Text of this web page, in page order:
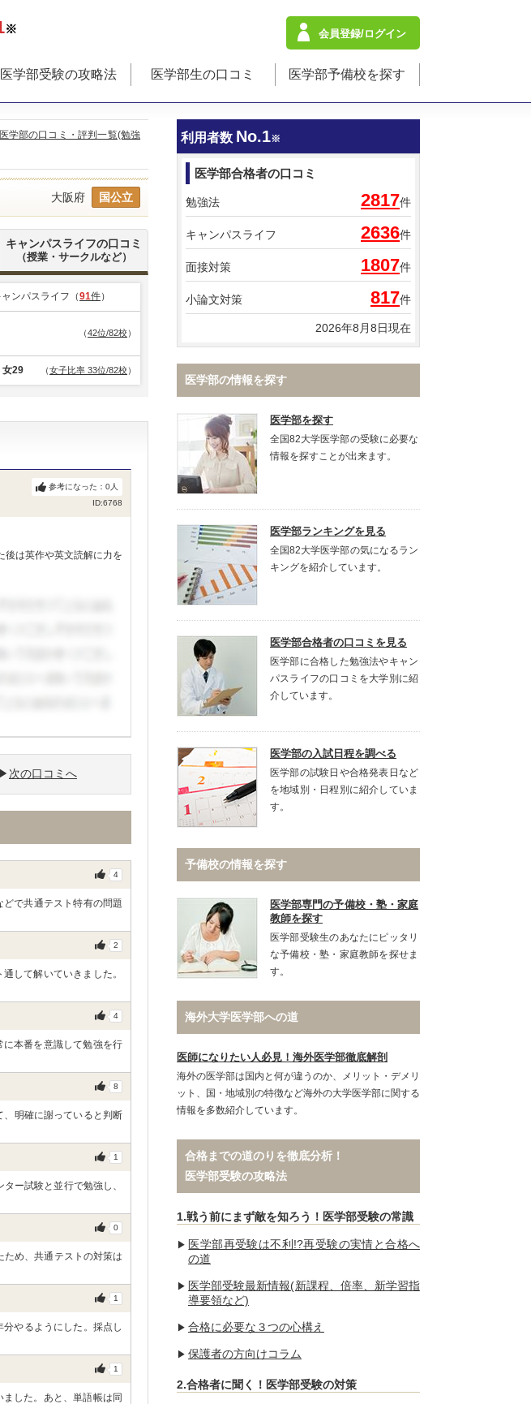
※ 会員登録/ログイン
医学部受験の攻略法 医学部生の口コミ 医学部予備校を探す
学部の口コミ・評判一覧(勉強
大阪府 国公立
キャンパスライフの口コミ
（授業・サークルなど）
ャンパスライフ（91件）
（42位/82校）
女29 （女子比率 33位/82校）
ID:6768
参考になった： 0人
後は英作や英文読解に力を
次の口コミへ
4
で共通テスト特有の問題
2
して解いていきました。
4
本番を意識して勉強を行
8
明確に謝っていると判断
1
ー試験と並行で勉強し、
0
め、共通テストの対策は
1
やるようにした。採点し
1
した。あと、単語帳は同
利用者数 No.1※
医学部合格者の口コミ
勉強法 2817件
キャンパスライフ 2636件
面接対策 1807件
小論文対策 817件
2026年8月8日現在
医学部の情報を探す
医学部を探す
全国82大学医学部の受験に必要な
情報を探すことが出来ます。
医学部ランキングを見る
全国82大学医学部の気になるラン
キングを紹介しています。
医学部合格者の口コミを見る
医学部に合格した勉強法やキャン
パスライフの口コミを大学別に紹
介しています。
医学部の入試日程を調べる
医学部の試験日や合格発表日など
を地域別・日程別に紹介していま
す。
予備校の情報を探す
医学部専門の予備校・塾・家庭
教師を探す
医学部受験生のあなたにピッタリ
な予備校・塾・家庭教師を探せま
す。
海外大学医学部への道
医師になりたい人必見！海外医学部徹底解剖
海外の医学部は国内と何が違うのか、メリット・デメリ
ット、国・地域別の特徴など海外の大学医学部に関する
情報を多数紹介しています。
合格までの道のりを徹底分析！
医学部受験の攻略法
1.戦う前にまず敵を知ろう！医学部受験の常識
医学部再受験は不利!?再受験の実情と合格へ
の道
医学部受験最新情報(新課程、倍率、新学習指
導要領など)
合格に必要な３つの心構え
保護者の方向けコラム
2.合格者に聞く！医学部受験の対策